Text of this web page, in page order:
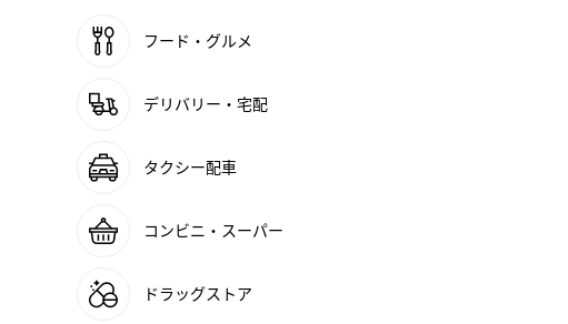
フード・グルメ
デリバリー・宅配
タクシー配車
コンビニ・スーパー
ドラッグストア